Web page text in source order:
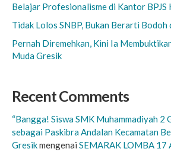
Belajar Profesionalisme di Kantor BPJS
Tidak Lolos SNBP, Bukan Berarti Bodoh
Pernah Diremehkan, Kini Ia
Muda Gresik
Recent Comments
“Bangga! Siswa SMK Muhammadiyah 2
sebagai Paskibra Andalan Kecamatan
Gresikmengenai SEMARAK LOMBA 17